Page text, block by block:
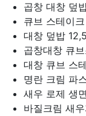
곱창 대창 덮
큐브 스테이
대창 덮밥
곱창대창 큐
대창 큐브 스
명란 크림 파
새우 로제 생
바질크림 새